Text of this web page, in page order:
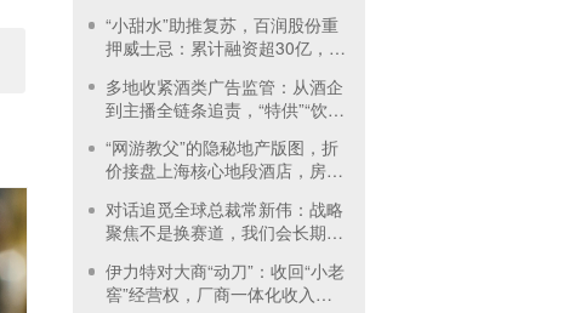
“小甜水”助推复苏，百润股份重
押威士忌：累计融资超30亿，定
多地收紧酒类广告监管：从酒企
到主播全链条追责，“特供”“饮酒
“网游教父”的隐秘地产版图，折
价接盘上海核心地段酒店，房价
对话追觅全球总裁常新伟：战略
聚焦不是换赛道，我们会长期深
伊力特对大商“动刀”：收回“小老
窖”经营权，厂商一体化收入全